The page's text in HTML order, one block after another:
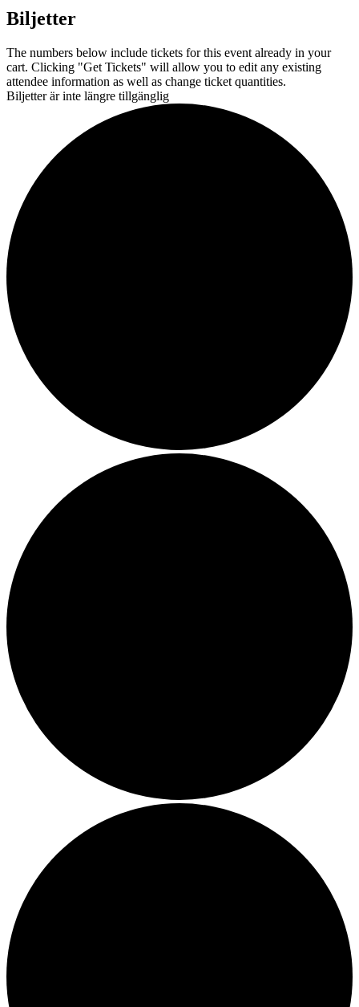
Biljetter
The numbers below include tickets for this event already in your
cart. Clicking "Get Tickets" will allow you to edit any existing
attendee information as well as change ticket quantities.
Biljetter är inte längre tillgänglig